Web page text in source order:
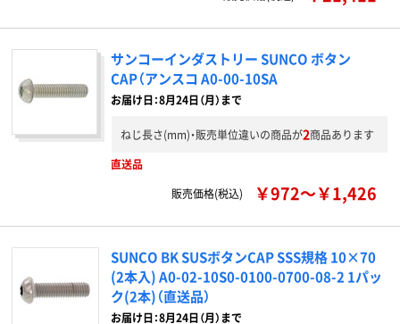
サンコーインダストリー SUNCO ボタン
CAP（アンスコ A0-00-10SA
お届け日：8月24日（月）まで
ねじ長さ(mm)・販売単位違いの商品が2商品あります
直送品
販売価格(税込)
￥972～￥1,426
SUNCO BK SUSボタンCAP SSS規格 10×70
(2本入) A0-02-10S0-0100-0700-08-2 1パッ
ク(2本)（直送品）
お届け日：8月24日（月）まで